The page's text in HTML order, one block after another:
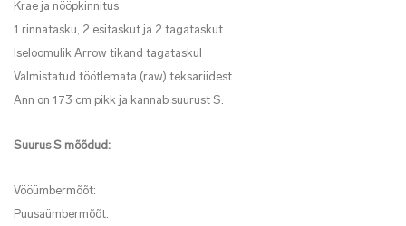
Krae ja nööpkinnitus
1 rinnatasku, 2 esitaskut ja 2 tagataskut
Iseloomulik Arrow tikand tagataskul
Valmistatud töötlemata (raw) teksariidest
Ann on 173 cm pikk ja kannab suurust S.
Suurus S mõõdud:
Vööümbermõõt:
Puusaümbermõõt: